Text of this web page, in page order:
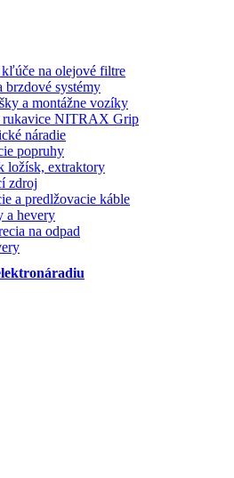
na olejové filtre
systémy
a montážne vozíky
NITRAX Grip
náradie
popruhy
ložísk, extraktory
zdroj
a predlžovacie káble
a hevery
na odpad